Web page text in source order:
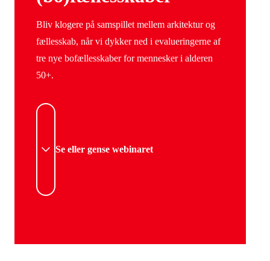
Bliv klogere på samspillet mellem arkitektur og
fællesskab, når vi dykker ned i evalueringerne af
tre nye bofællesskaber for mennesker i alderen
50+.
Se eller gense webinaret